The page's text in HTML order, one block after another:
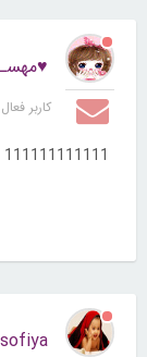
کاربر فعال
111111111111
sofiya !